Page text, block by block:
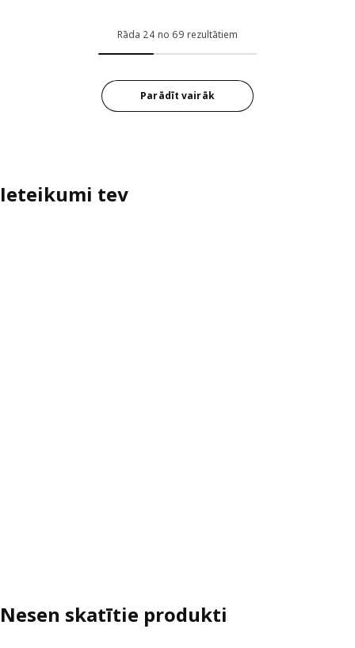
Variants: EKET, Sienas skapītis
Variants: EKET, Sienas
Rāda 24 no 69 rezultātiem
Parādīt vairāk
Ieteikumi tev
Nesen skatītie produkti